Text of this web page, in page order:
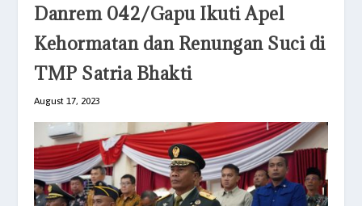
Danrem 042/Gapu Ikuti Apel
Kehormatan dan Renungan Suci di
TMP Satria Bhakti
August 17, 2023